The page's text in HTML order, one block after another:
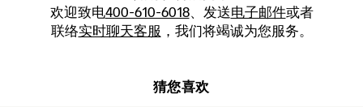
欢迎致电400-610-6018、发送电子邮件或者
联络实时聊天客服 ，我们将竭诚为您服务。
猜您喜欢